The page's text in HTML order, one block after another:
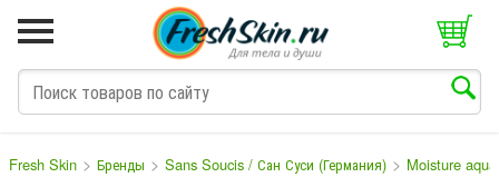
Fresh Skin > Бренды > Sans Soucis / Сан Суси (Германия) > Moisture